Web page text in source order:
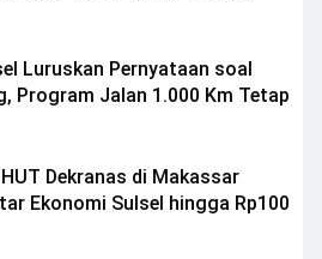
Luruskan Pernyataan soal
Program Jalan 1.000 Km Tetap
HUT Dekranas di Makassar
Ekonomi Sulsel hingga Rp100